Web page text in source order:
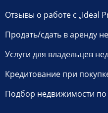
Отзывы о работе с „Ideal
Продать/сдать в аренду
Услуги для владельцев
Кредитование при
Подбор недвижимости